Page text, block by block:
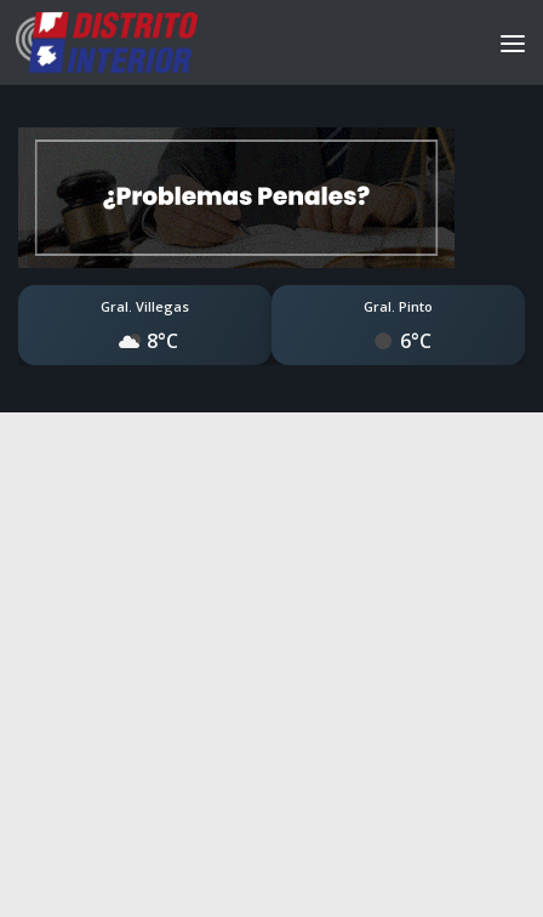
Gral. Villegas
8°C
Gral. Pinto
6°C